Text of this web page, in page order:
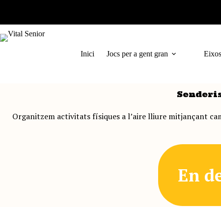
Inici Jocs per a gent gran
Organitzem activitats físiques a l’aire lliure mitjançant
En